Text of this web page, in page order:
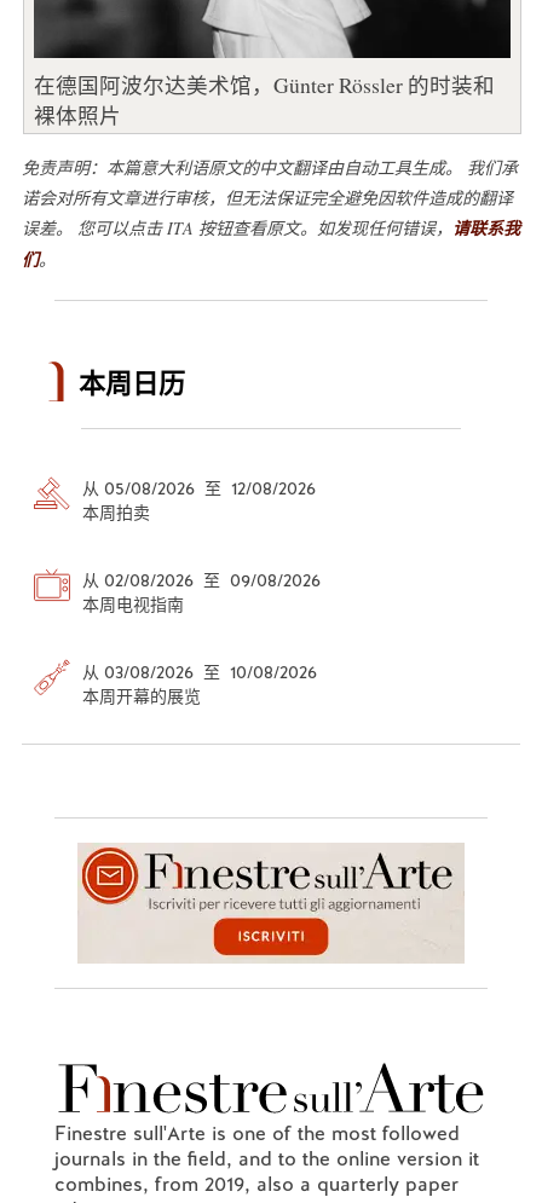
在德国阿波尔达美术馆，Günter Rössler 的时装和
裸体照片
免责声明：本篇意大利语原文的中文翻译由自动工具生成。 我们承
诺会对所有文章进行审核，但无法保证完全避免因软件造成的翻译
误差。 您可以点击 ITA 按钮查看原文。如发现任何错误， 请联系我
们。
本周日历
从 05/08/2026 至 12/08/2026
本周拍卖
从 02/08/2026 至 09/08/2026
本周电视指南
从 03/08/2026 至 10/08/2026
本周开幕的展览
Finestre sull'Arte is one of the most followed
journals in the field, and to the online version it
combines, from 2019, also a quarterly paper